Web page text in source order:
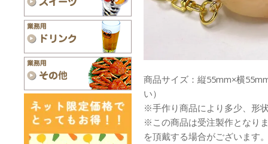
商品サイズ：縦55mm×横
い）
※手作り商品により多少、形
※この商品は受注製作となり
を頂戴する場合がございます